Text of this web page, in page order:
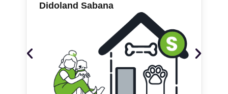
Didoland Sabana